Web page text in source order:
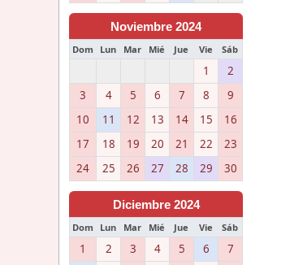
Noviembre 2024
Dom Lun Mar Mié Jue Vie Sáb
1
2
3
4 5 6 7 8
9
10
11 12 13 14 15
16
17
18 19 20 21 22
23
24
25 26 27 28 29 30
Diciembre 2024
Dom Lun Mar Mié Jue Vie Sáb
1 2 3 4 5 6 7